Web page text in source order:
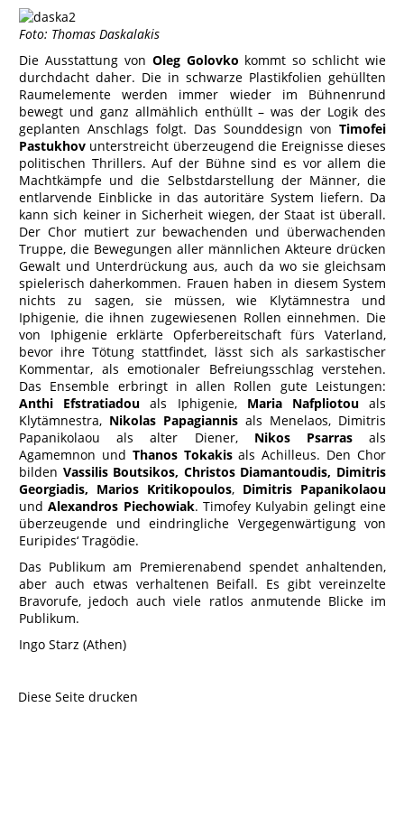
Foto: Thomas Daskalakis
Die Ausstattung von Oleg Golovko kommt so schlicht wie
durchdacht daher. Die in schwarze Plastikfolien gehüllten
Raumelemente werden immer wieder im Bühnenrund
bewegt und ganz allmählich enthüllt – was der Logik des
geplanten Anschlags folgt. Das Sounddesign von Timofei
Pastukhov unterstreicht überzeugend die Ereignisse dieses
politischen Thrillers. Auf der Bühne sind es vor allem die
Machtkämpfe und die Selbstdarstellung der Männer, die
entlarvende Einblicke in das autoritäre System liefern. Da
kann sich keiner in Sicherheit wiegen, der Staat ist überall.
Der Chor mutiert zur bewachenden und überwachenden
Truppe, die Bewegungen aller männlichen Akteure drücken
Gewalt und Unterdrückung aus, auch da wo sie gleichsam
spielerisch daherkommen. Frauen haben in diesem System
nichts zu sagen, sie müssen, wie Klytämnestra und
Iphigenie, die ihnen zugewiesenen Rollen einnehmen. Die
von Iphigenie erklärte Opferbereitschaft fürs Vaterland,
bevor ihre Tötung stattfindet, lässt sich als sarkastischer
Kommentar, als emotionaler Befreiungsschlag verstehen.
Das Ensemble erbringt in allen Rollen gute Leistungen:
Anthi Efstratiadou als Iphigenie, Maria Nafpliotouals
Klytämnestra, Nikolas Papagiannis als Menelaos, Dimitris
Papanikolaou als alter Diener, Nikos Psarrasals
Agamemnon und Thanos Tokakisals Achilleus. Den Chor
bilden Vassilis Boutsikos, Christos Diamantoudis, Dimitris
Georgiadis, Marios Kritikopoulos, Dimitris Papanikolaou
undAlexandros Piechowiak. Timofey Kulyabin gelingt eine
überzeugende und eindringliche Vergegenwärtigung von
Euripides‘ Tragödie.
Das Publikum am Premierenabend spendet anhaltenden,
aber auch etwas verhaltenen Beifall. Es gibt vereinzelte
Bravorufe, jedoch auch viele ratlos anmutende Blicke im
Publikum.
Ingo Starz (Athen)
Diese Seite drucken